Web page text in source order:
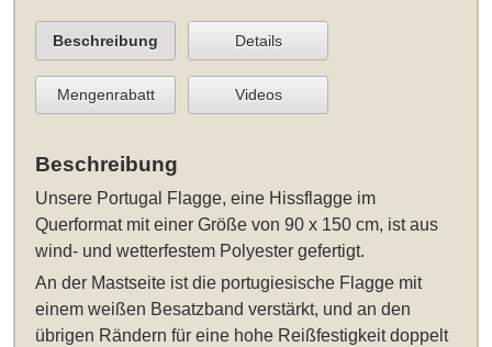
Beschreibung Details
Mengenrabatt Videos
Beschreibung
Unsere Portugal Flagge, eine Hissflagge im
Querformat mit einer Größe von 90 x 150 cm, ist aus
wind- und wetterfestem Polyester gefertigt.
An der Mastseite ist die portugiesische Flagge mit
einem weißen Besatzband verstärkt, und an den
übrigen Rändern für eine hohe Reißfestigkeit doppelt